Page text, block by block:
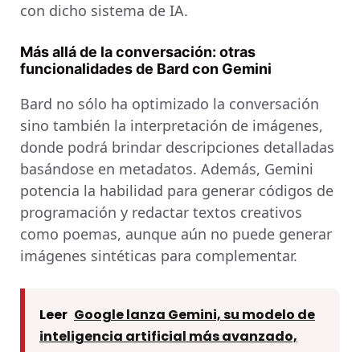
con dicho sistema de IA.
Más allá de la conversación: otras
funcionalidades de Bard con Gemini
Bard no sólo ha optimizado la conversación
sino también la interpretación de imágenes,
donde podrá brindar descripciones detalladas
basándose en metadatos. Además, Gemini
potencia la habilidad para generar códigos de
programación y redactar textos creativos
como poemas, aunque aún no puede generar
imágenes sintéticas para complementar.
Leer Google lanza Gemini, su modelo de
inteligencia artificial más avanzado,